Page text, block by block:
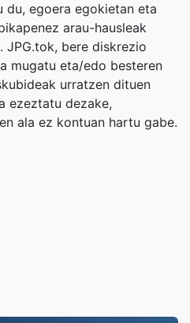
egoera egokietan eta
arau-hausleak
bere diskrezio
mugatu eta/edo besteren
urratzen dituen
ezeztatu dezake,
ala ez kontuan hartu gabe.